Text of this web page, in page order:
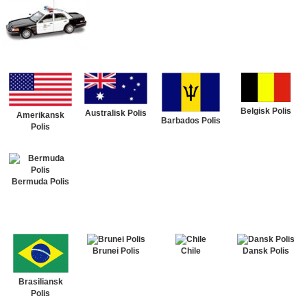
Amerikansk
Polis
Australisk Polis
Barbados Polis
Belgisk Polis
Bermuda Polis
Brasiliansk
Polis
Brunei Polis Chile Dansk Polis